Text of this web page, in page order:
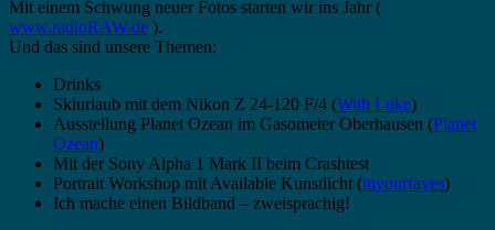
Mit einem Schwung neuer Fotos starten wir ins Jahr (
www.radioRAW.de ).
Und das sind unsere Themen:
Drinks
Skiurlaub mit dem Nikon Z 24-120 F/4 (With Luke)
Ausstellung Planet Ozean im Gasometer Oberhausen (Planet
Ozean)
Mit der Sony Alpha 1 Mark II beim Crashtest
Portrait Workshop mit Available Kunstlicht (inyourfayes)
Ich mache einen Bildband – zweisprachig!